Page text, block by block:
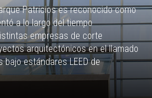
Patricios es reconocido como
a lo largo del tiempo
empresas de corte
arquitectónicos en el llamado
estándares LEED de